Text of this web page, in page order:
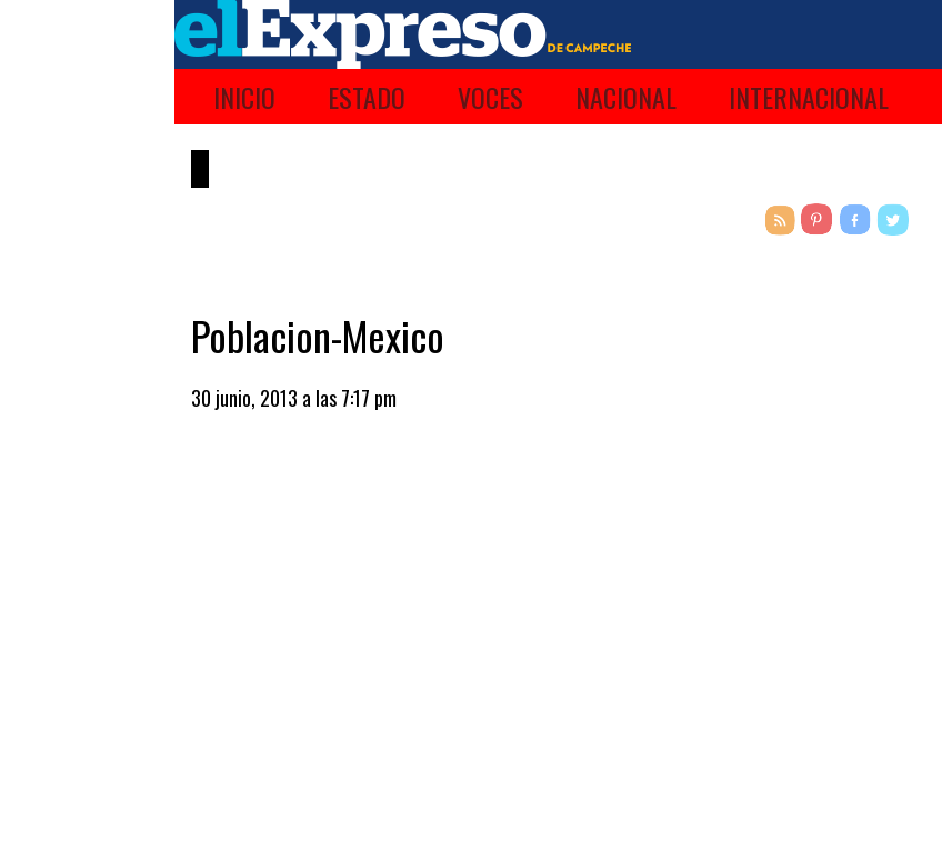
INICIO ESTADO VOCES NACIONAL INTERNACIONAL
Poblacion-Mexico
30 junio, 2013 a las 7:17 pm